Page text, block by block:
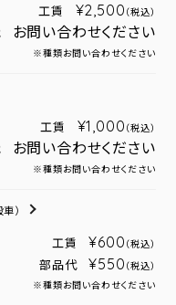
工賃 ¥2,500 （税込）
お問い合わせください
※種類お問い合わせください
工賃 ¥1,000 （税込）
お問い合わせください
※種類お問い合わせください
車）
工賃 ¥600 （税込）
部品代 ¥550 （税込）
※種類お問い合わせください